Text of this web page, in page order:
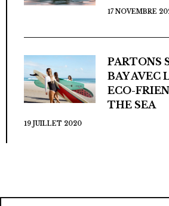
17 NOVEMBRE
PARTONS
BAY AVEC
ECO-
THE SEA
19 JUILLET 2020